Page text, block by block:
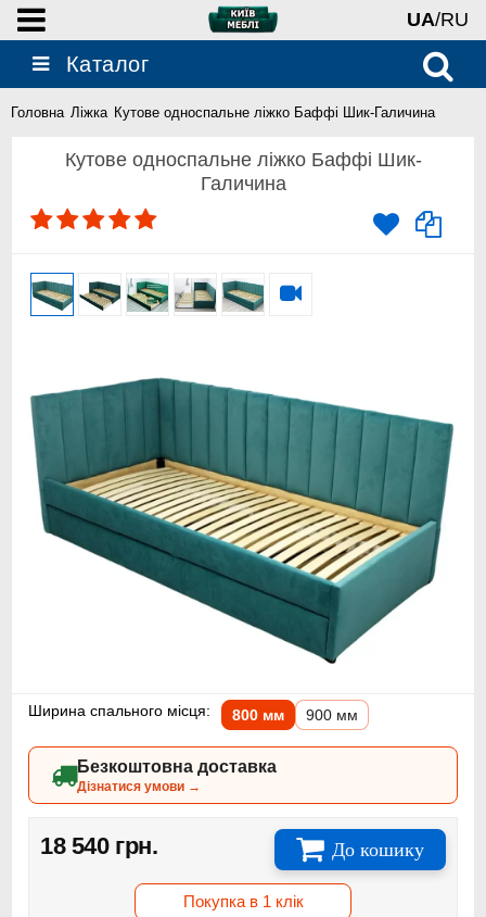
UA/RU
Каталог
Головна Ліжка Кутове односпальне ліжко Баффі Шик-Галичина
Кутове односпальне ліжко Баффі Шик-
Галичина
Ширина спального місця: 800 мм 900 мм
Безкоштовна доставка
Дізнатися умови →
18 540 грн. До кошику
Покупка в 1 клік